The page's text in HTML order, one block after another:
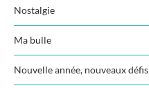
Nostalgie
Ma bulle
Nouvelle année, nouveaux défis